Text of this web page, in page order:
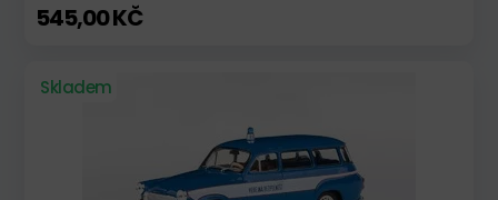
545,00 KČ
Skladem